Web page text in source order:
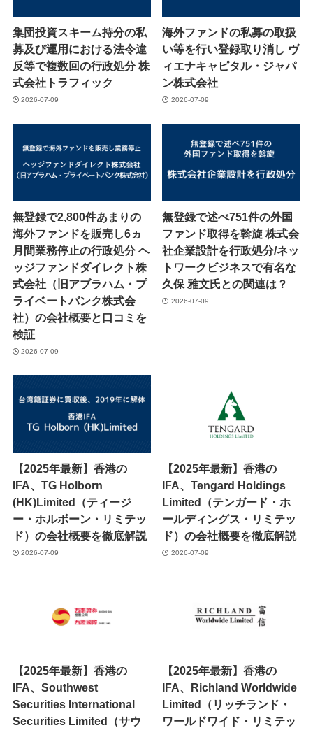
集団投資スキーム持分の私
募及び運用における法令違
反等で複数回の行政処分 株
式会社トラフィック
2026-07-09
海外ファンドの私募の取扱
い等を行い登録取り消し ヴ
ィエナキャピタル・ジャパ
ン株式会社
2026-07-09
無登録で2,800件あまりの
海外ファンドを販売し6ヵ
月間業務停止の行政処分 ヘ
ッジファンドダイレクト株
式会社（旧アブラハム・プ
ライベートバンク株式会
社）の会社概要と口コミを
検証
2026-07-09
無登録で述べ751件の外国
ファンド取得を斡旋 株式会
社企業設計を行政処分/ネッ
トワークビジネスで有名な
久保 雅文氏との関連は？
2026-07-09
【2025年最新】香港の
IFA、TG Holborn
(HK)Limited（ティージ
ー・ホルボーン・リミテッ
ド）の会社概要を徹底解説
2026-07-09
【2025年最新】香港の
IFA、Tengard Holdings
Limited（テンガード・ホ
ールディングス・リミテッ
ド）の会社概要を徹底解説
2026-07-09
【2025年最新】香港の
IFA、Southwest
Securities International
Securities Limited（サウ
【2025年最新】香港の
IFA、Richland Worldwide
Limited（リッチランド・
ワールドワイド・リミテッ